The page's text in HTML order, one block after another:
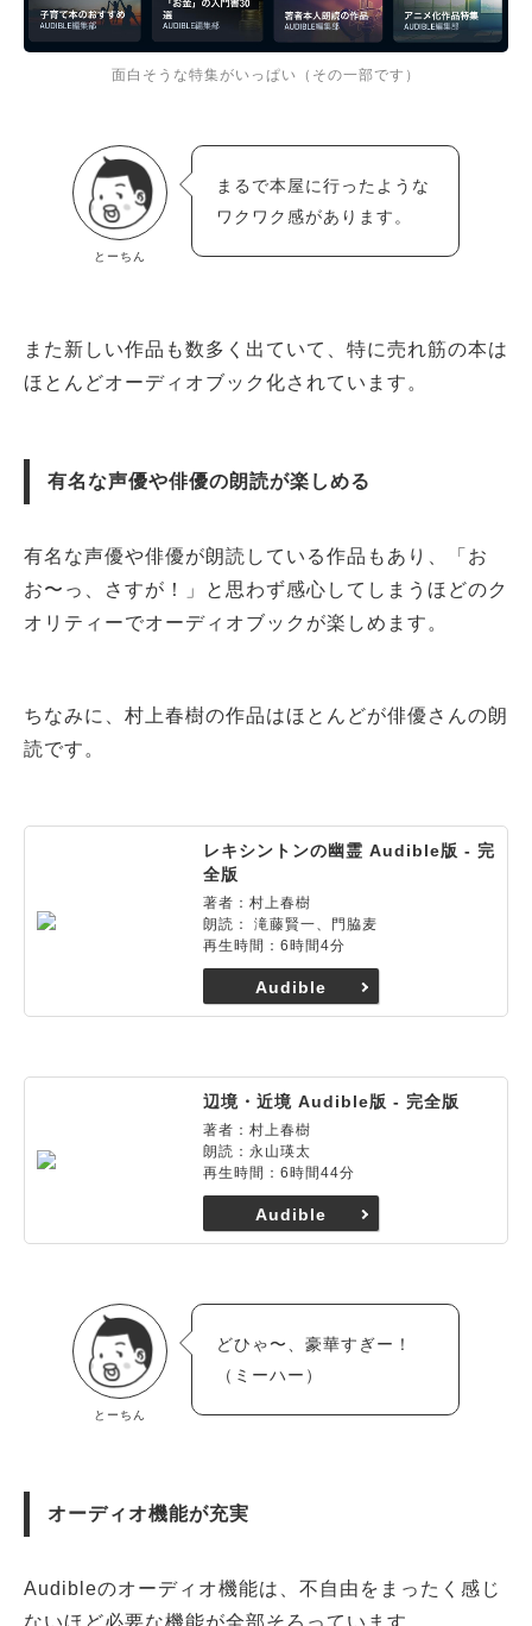
面白そうな特集がいっぱい（その一部です）
とーちん
まるで本屋に行ったような
ワクワク感があります。
また新しい作品も数多く出ていて、特に売れ筋の本は
ほとんどオーディオブック化されています。
有名な声優や俳優の朗読が楽しめる
有名な声優や俳優が朗読している作品もあり、「お
お〜っ、さすが！」と思わず感心してしまうほどのク
オリティーでオーディオブックが楽しめます。
ちなみに、村上春樹の作品はほとんどが俳優さんの朗
読です。
レキシントンの幽霊 Audible版 - 完
全版
著者：村上春樹
朗読： 滝藤賢一、門脇麦
再生時間：6時間4分
Audible
辺境・近境 Audible版 - 完全版
著者：村上春樹
朗読：永山瑛太
再生時間：6時間44分
Audible
とーちん
どひゃ〜、豪華すぎー！
（ミーハー）
オーディオ機能が充実
Audibleのオーディオ機能は、不自由をまったく感じ
ないほど必要な機能が全部そろっています。